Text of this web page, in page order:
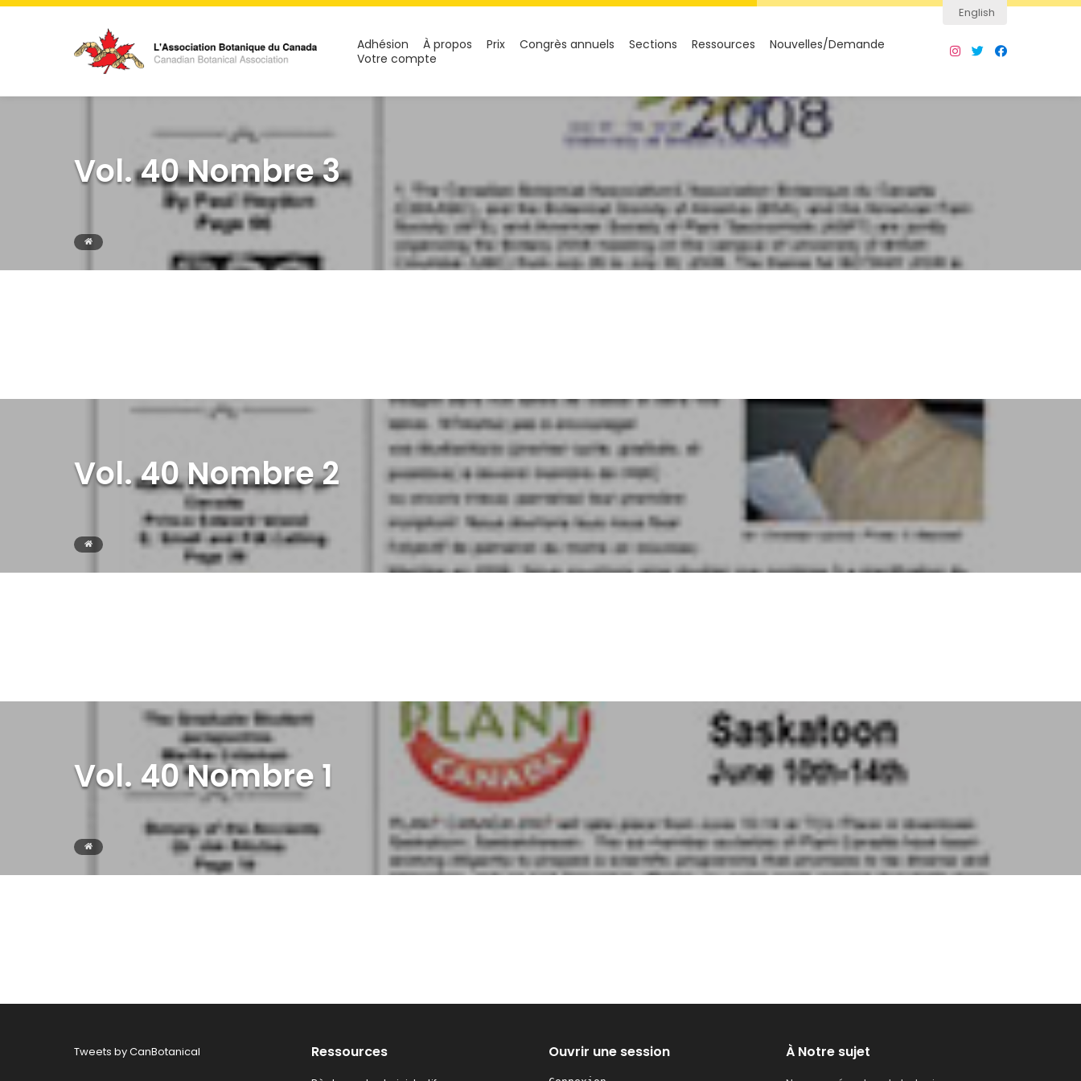
English
Adhésion À propos Prix Congrès annuels Sections Ressources
Nouvelles/Demande
Votre compte
Vol. 40 Nombre 3
Vol. 40 Nombre 2
Vol. 40 Nombre 1
Tweets by CanBotanical Ressources Ouvrir une session À Notre sujet